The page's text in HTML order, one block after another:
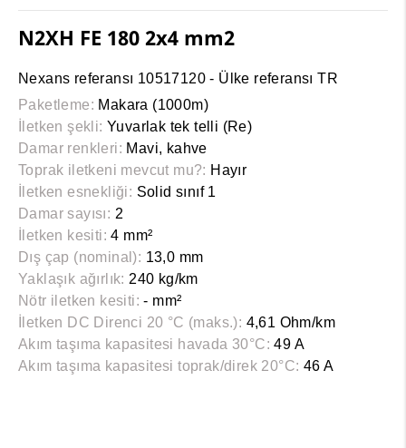
N2XH FE 180 2x4 mm2
Nexans referansı 10517120 - Ülke referansı TR
Paketleme: Makara (1000m)
İletken şekli: Yuvarlak tek telli (Re)
Damar renkleri: Mavi, kahve
Toprak iletkeni mevcut mu?: Hayır
İletken esnekliği: Solid sınıf 1
Damar sayısı: 2
İletken kesiti: 4 mm²
Dış çap (nominal): 13,0 mm
Yaklaşık ağırlık: 240 kg/km
Nötr iletken kesiti: - mm²
İletken DC Direnci 20 °C (maks.): 4,61 Ohm/km
Akım taşıma kapasitesi havada 30°C: 49 A
Akım taşıma kapasitesi toprak/direk 20°C: 46 A